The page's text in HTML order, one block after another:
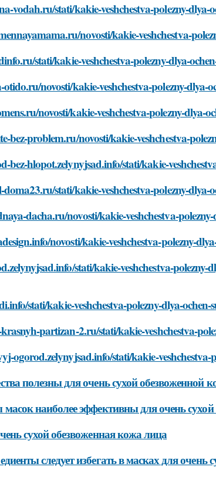
vodah.ru/stati/kakie-veshchestva-polezny-dlya-
novosti/kakie-veshchestva-
stati/kakie-veshchestva-polezny-dlya-
novosti/kakie-veshchestva-polezny-dlya-
novosti/kakie-veshchestva-polezny-dlya-
bez-problem.ru/novosti/kakie-veshchestva-
bez-hlopot.zelynyjsad.info/stati/kakie-
stati/kakie-veshchestva-polezny-dlya-
dacha.ru/novosti/kakie-veshchestva-
novosti/kakie-veshchestva-polezny-
stati/kakie-veshchestva-polezny-
stati/kakie-veshchestva-polezny-dlya-
partizan-2.ru/stati/kakie-veshchestva-
ogorod.zelynyjsad.info/stati/kakie-
полезны для очень сухой обезвоженной
наиболее эффективны для очень
сухой обезвоженная кожа лица
следует избегать в масках для